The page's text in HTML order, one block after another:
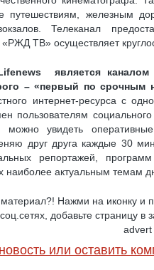
путешествиям, железным
Телеканал
ТВ» осуществляет
является каналом
– «первый по срочным
интернет-ресурса с
пользователям
можно увидеть
друг друга каждые 30
репортажей,
наиболее актуальным темам
Нажми на иконку и
соц.сетях, добавьте страницу в
advert
или оставить